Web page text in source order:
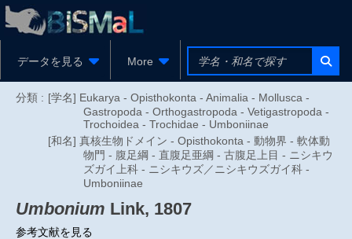
データを見る More
分類 : [学名] Eukarya - Opisthokonta - Animalia - Mollusca -
Gastropoda - Orthogastropoda - Vetigastropoda -
Trochoidea - Trochidae - Umboniinae
[和名] 真核生物ドメイン - Opisthokonta - 動物界 - 軟体動
物門 - 腹足綱 - 直腹足亜綱 - 古腹足上目 - ニシキウ
ズガイ上科 - ニシキウズ／ニシキウズガイ科 -
Umboniinae
Umbonium Link, 1807
参考文献を見る